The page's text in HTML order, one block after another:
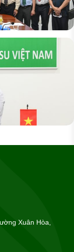
Xuân Hòa,